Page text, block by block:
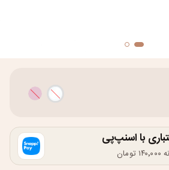
با اسنپ‌پی